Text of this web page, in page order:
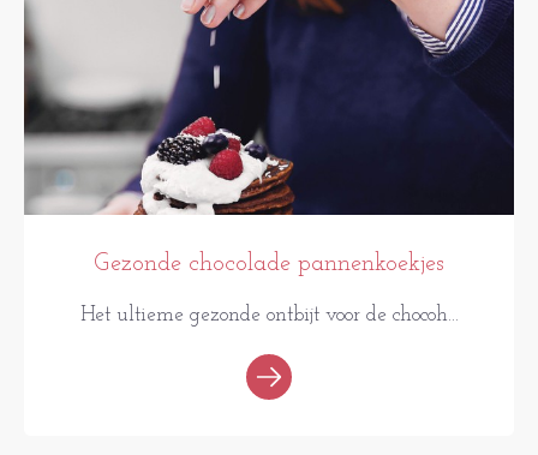
Gezonde chocolade pannenkoekjes
Het ultieme gezonde ontbijt voor de chocoh...